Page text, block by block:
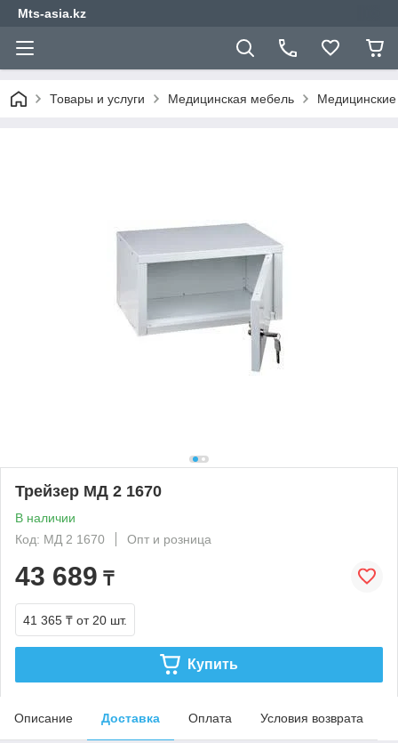
Mts-asia.kz
Товары и услуги Медицинская мебель
Трейзер МД 2 1670
В наличии
Код: МД 2 1670
Опт и розница
43 689 ₸
41 365 ₸ от 20 шт.
Купить
Описание Доставка Оплата Условия возврата